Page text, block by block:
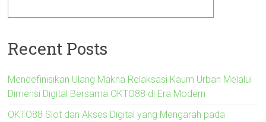
Recent Posts
Mendefinisikan Ulang Makna Relaksasi Kaum Urban Melalui
Dimensi Digital Bersama OKTO88 di Era Modern
OKTO88 Slot dan Akses Digital yang Mengarah pada